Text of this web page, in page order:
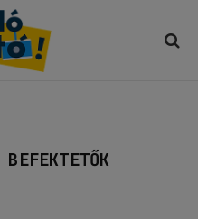
BEFEKTETŐK